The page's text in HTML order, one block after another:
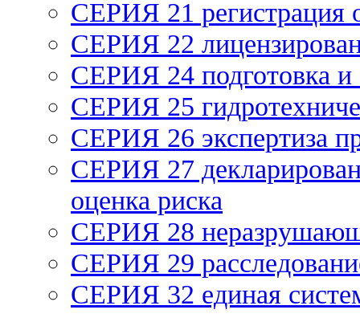
СЕРИЯ 21
СЕРИЯ 22
СЕРИЯ 24 подготовка и
СЕРИЯ 25
СЕРИЯ 26 экспертиза
СЕРИЯ 27
оценка риска
СЕРИЯ 28
СЕРИЯ 29
СЕРИЯ 32 единая